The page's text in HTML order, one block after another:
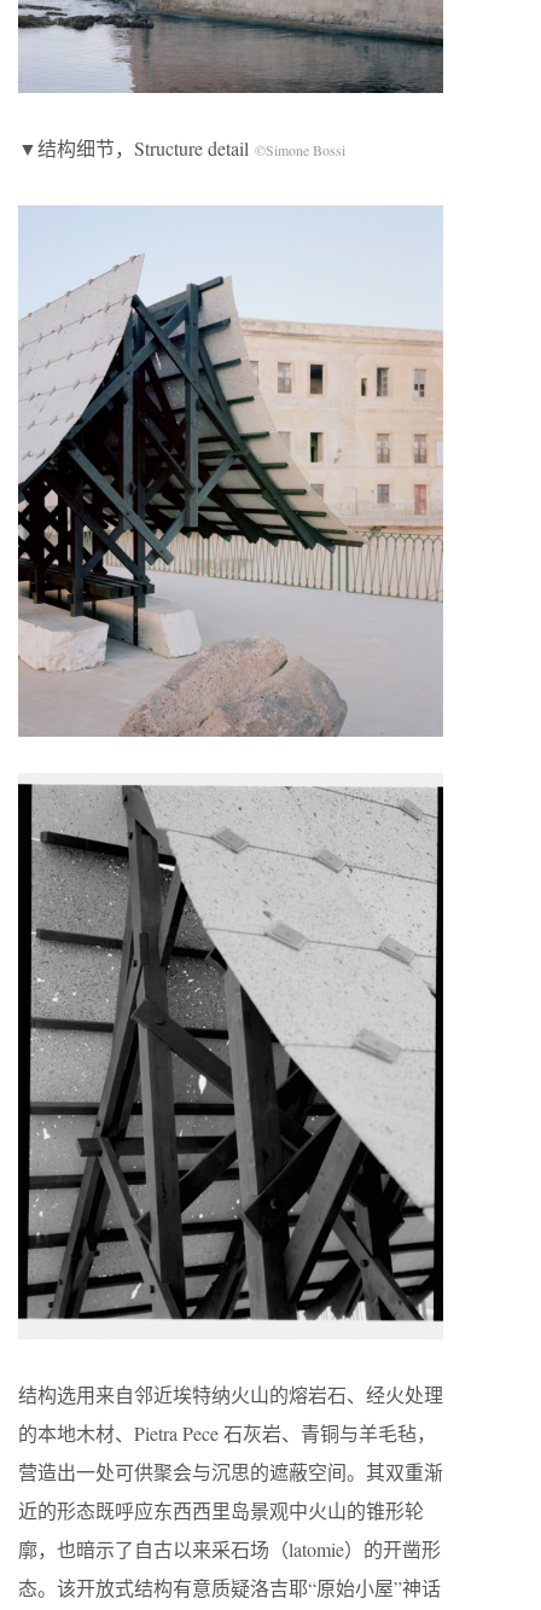
▼结构细节，Structure detail ©Simone Bossi
结构选用来自邻近埃特纳火山的熔岩石、经火处理
的本地木材、Pietra Pece 石灰岩、青铜与羊毛毡，
营造出一处可供聚会与沉思的遮蔽空间。其双重渐
近的形态既呼应东西西里岛景观中火山的锥形轮
廓，也暗示了自古以来采石场（latomie）的开凿形
态。该开放式结构有意质疑洛吉耶“原始小屋”神话